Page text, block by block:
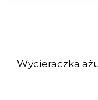
Wycieraczka